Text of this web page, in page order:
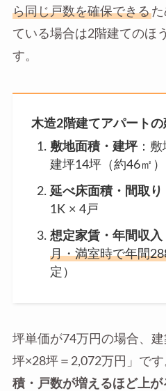
ら同じ戸数を確保できるた
ている場合は2階建てのほ
す。
木造2階建てアパート
敷地面積・建坪：敷
建坪14坪（約46㎡）
延べ床面積・間取り
1K × 4戸
想定家賃・年間収入
月・満室時で年間
定）
坪単価が74万円の場合、
坪×28坪＝2,072万円」です
積・戸数が増えるほど上